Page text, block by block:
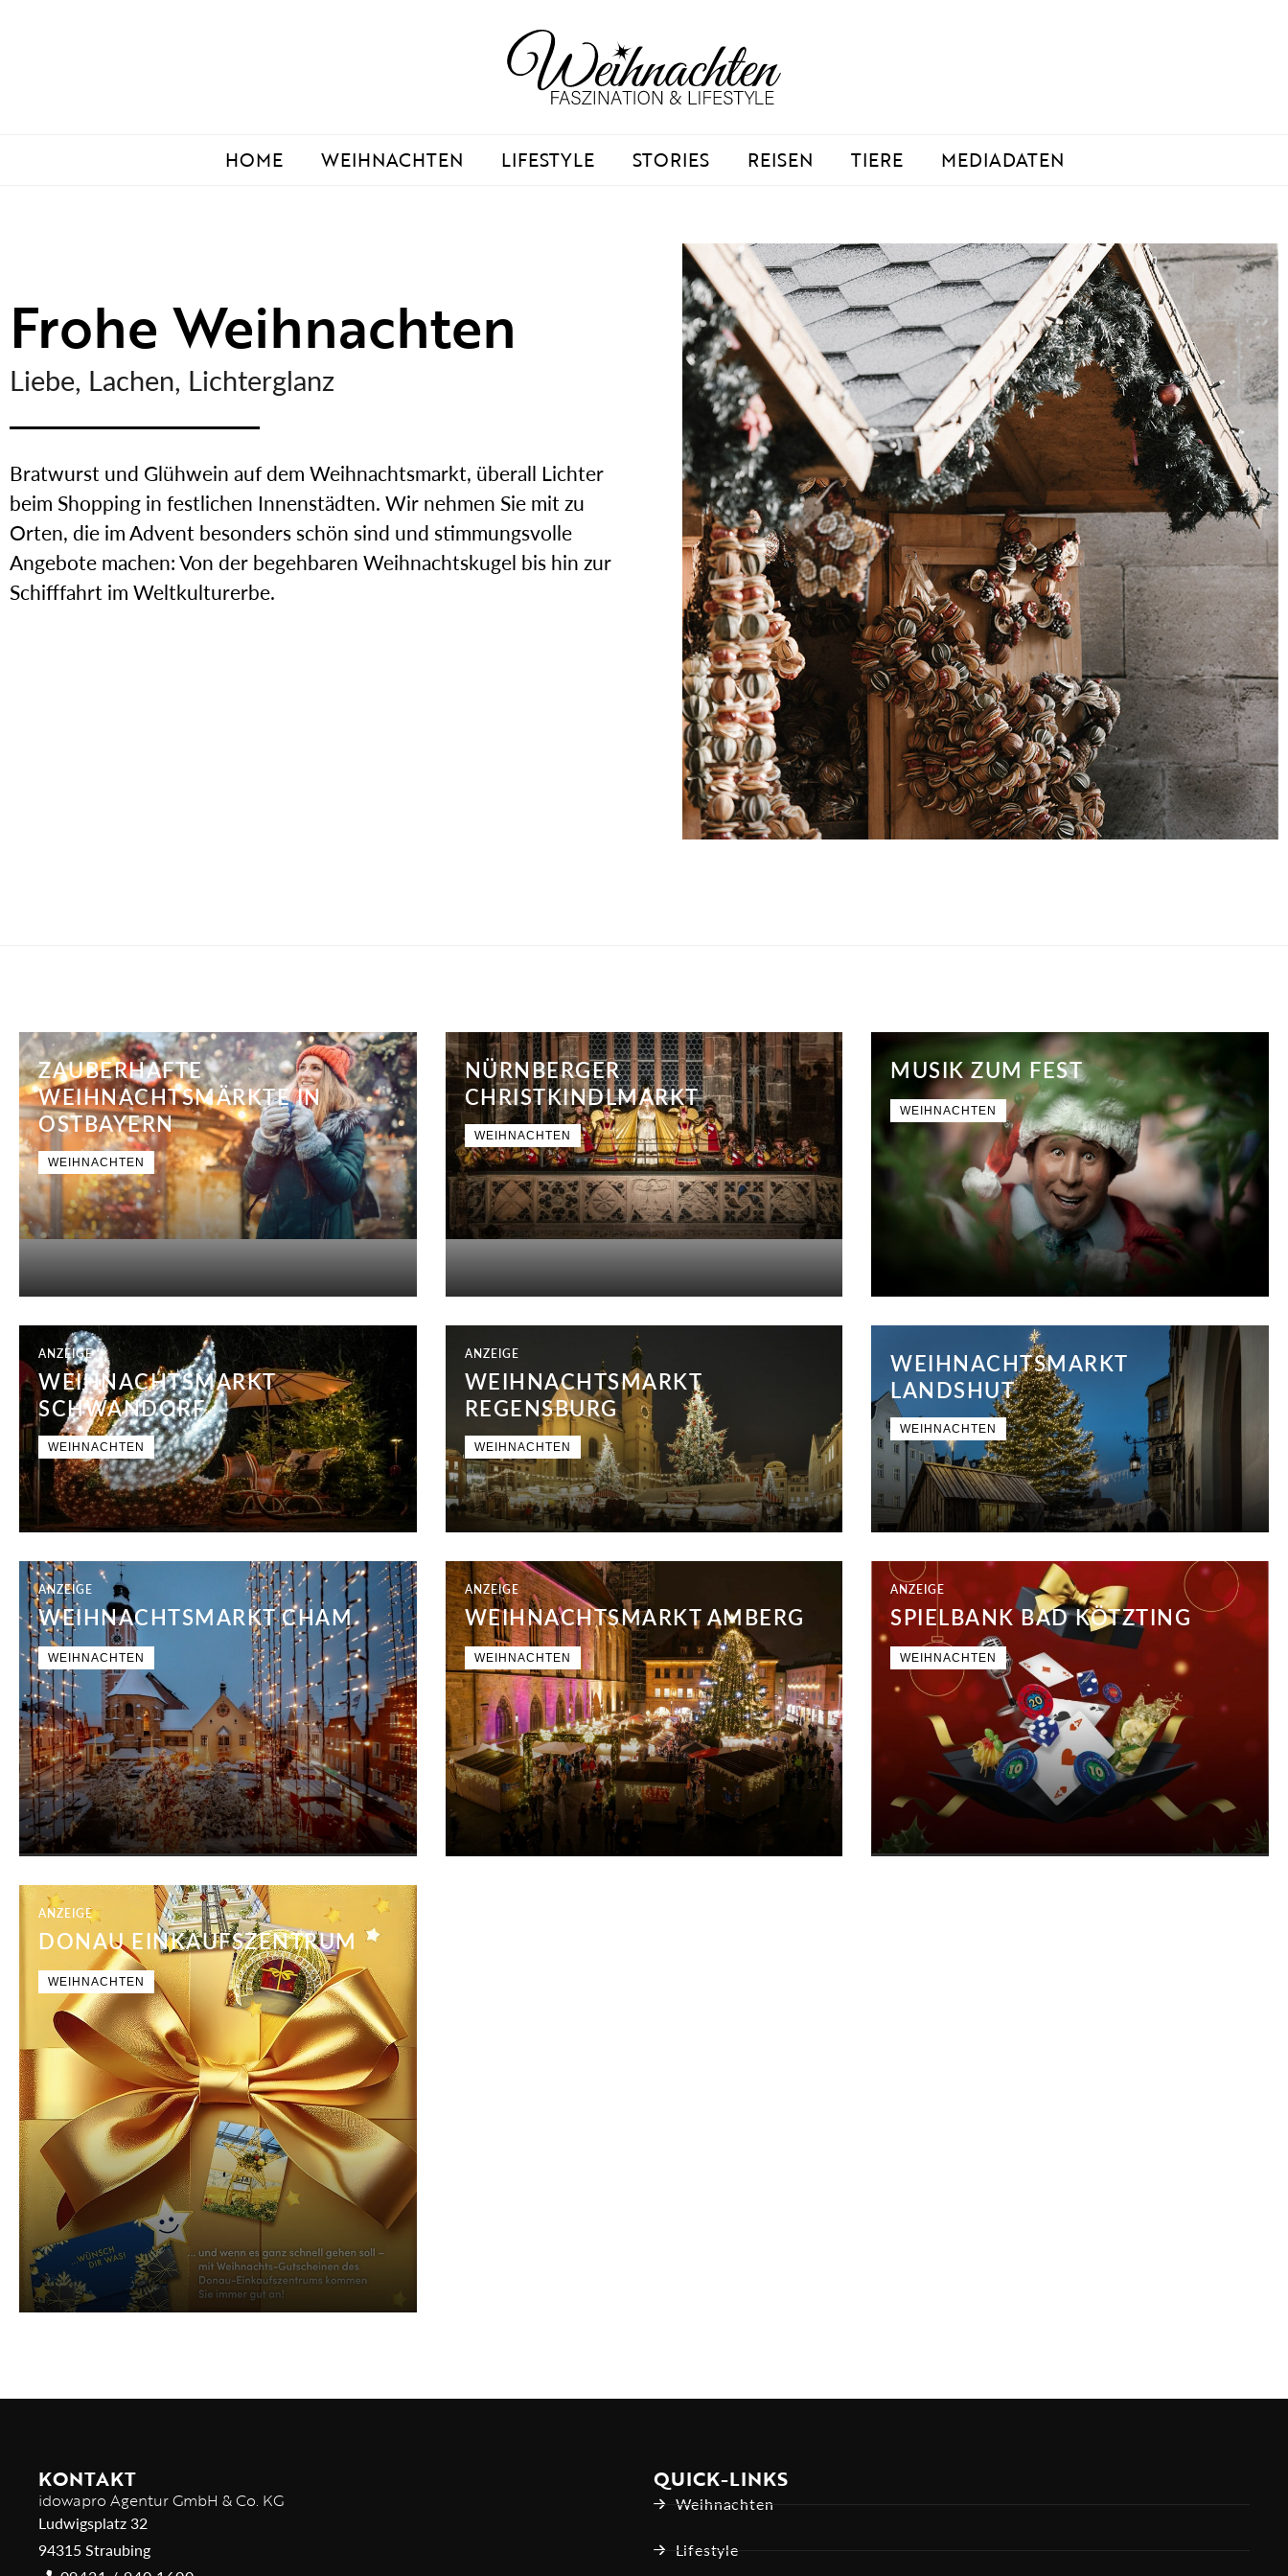
HOME WEIHNACHTEN LIFESTYLE STORIES REISEN TIERE MEDIADATEN
Frohe Weihnachten
Liebe, Lachen, Lichterglanz
Bratwurst und Glühwein auf dem Weihnachtsmarkt, überall Lichter
beim Shopping in festlichen Innenstädten. Wir nehmen Sie mit zu
Orten, die im Advent besonders schön sind und stimmungsvolle
Angebote machen: Von der begehbaren Weihnachtskugel bis hin zur
Schifffahrt im Weltkulturerbe.
ZAUBERHAFTE
WEIHNACHTSMÄRKTE IN
OSTBAYERN
WEIHNACHTEN
NÜRNBERGER
CHRISTKINDLMARKT
WEIHNACHTEN
MUSIK ZUM FEST
WEIHNACHTEN
ANZEIGE
WEIHNACHTSMARKT
SCHWANDORF
WEIHNACHTEN
ANZEIGE
WEIHNACHTSMARKT
REGENSBURG
WEIHNACHTEN
WEIHNACHTSMARKT
LANDSHUT
WEIHNACHTEN
ANZEIGE
WEIHNACHTSMARKT CHAM
WEIHNACHTEN
ANZEIGE
WEIHNACHTSMARKT AMBERG
WEIHNACHTEN
ANZEIGE
SPIELBANK BAD KÖTZTING
WEIHNACHTEN
ANZEIGE
DONAU EINKAUFSZENTRUM
WEIHNACHTEN
KONTAKT
idowapro Agentur GmbH & Co. KG
Ludwigsplatz 32
94315 Straubing
QUICK-LINKS
Weihnachten
Lifestyle